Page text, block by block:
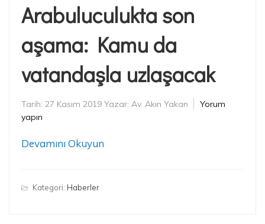
Arabuluculukta son
aşama: Kamu da
vatandaşla uzlaşacak
Tarih: 27 Kasım 2019 Yazar: Av. Akın Yakan
Yorum
yapın
Devamını Okuyun
Kategori: Haberler